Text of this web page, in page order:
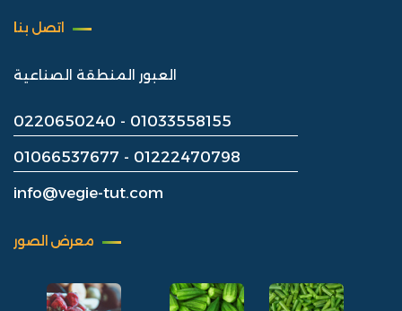
اتصل بنا
العبور المنطقة الصناعية
0220650240 - 01033558155
01066537677 - 01222470798
info@vegie-tut.com
معرض الصور